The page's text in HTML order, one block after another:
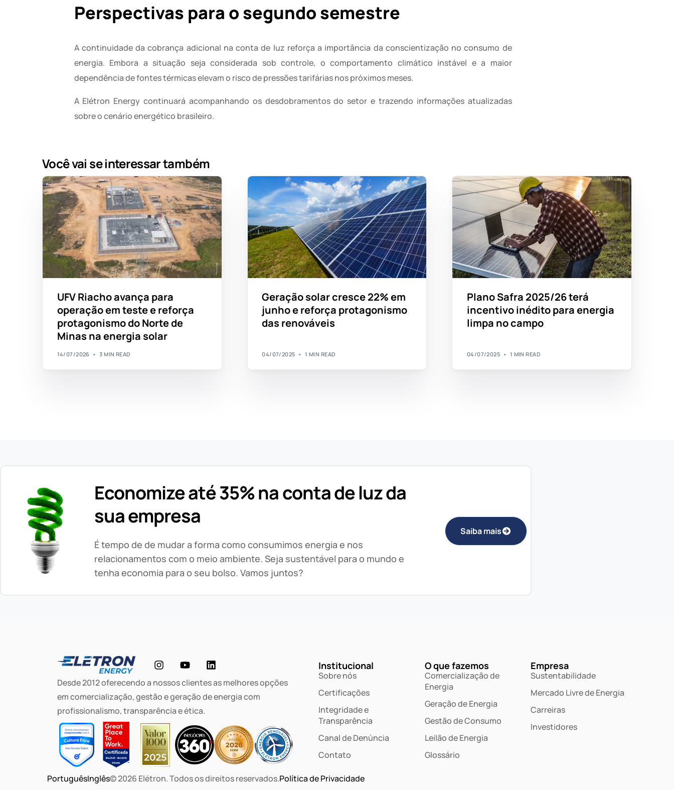
Perspectivas para o segundo semestre
A continuidade da cobrança adicional na conta de luz reforça a importância da conscientização no consumo de
energia. Embora a situação seja considerada sob controle, o comportamento climático instável e a maior
dependência de fontes térmicas elevam o risco de pressões tarifárias nos próximos meses.
A Elétron Energy continuará acompanhando os desdobramentos do setor e trazendo informações atualizadas
sobre o cenário energético brasileiro.
Você vai se interessar também
UFV Riacho avança para
operação em teste e reforça
protagonismo do Norte de
Minas na energia solar
14/07/2026 3 MIN READ
Geração solar cresce 22% em
junho e reforça protagonismo
das renováveis
04/07/2025 1 MIN READ
Plano Safra 2025/26 terá
incentivo inédito para energia
limpa no campo
04/07/2025 1 MIN READ
Economize até 35% na conta de luz da
sua empresa
É tempo de de mudar a forma como consumimos energia e nos
relacionamentos com o meio ambiente. Seja sustentável para o mundo e
tenha economia para o seu bolso. Vamos juntos?
Saiba mais
Desde 2012 oferecendo a nossos clientes as melhores opções
em comercialização, gestão e geração de energia com
profissionalismo, transparência e ética.
Institucional
Sobre nós
Certificações
Integridade e
Transparência
Canal de Denúncia
Contato
O que fazemos
Comercialização de
Energia
Geração de Energia
Gestão de Consumo
Leilão de Energia
Glossário
Empresa
Sustentabilidade
Mercado Livre de Energia
Carreiras
Investidores
PortuguêsInglês© 2026 Elétron. Todos os direitos reservados.Política de Privacidade